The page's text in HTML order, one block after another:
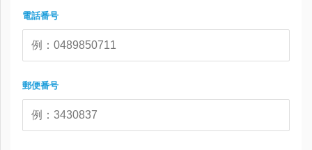
電話番号
郵便番号